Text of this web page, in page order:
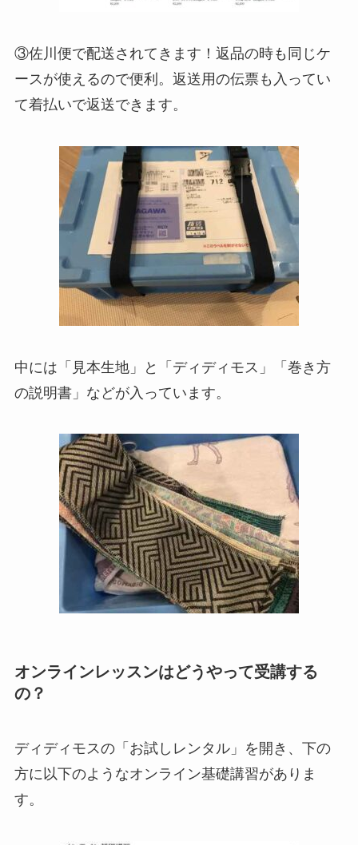
③佐川便で配送されてきます！返品の時も同じケ
ースが使えるので便利。返送用の伝票も入ってい
て着払いで返送できます。
中には「見本生地」と「ディディモス」「巻き方
の説明書」などが入っています。
オンラインレッスンはどうやって受講する
の？
ディディモスの「お試しレンタル」を開き、下の
方に以下のようなオンライン基礎講習がありま
す。